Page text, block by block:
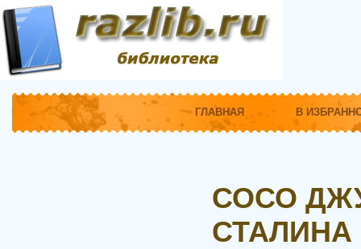
ГЛАВНАЯ В
СОСО
СТАЛИНА